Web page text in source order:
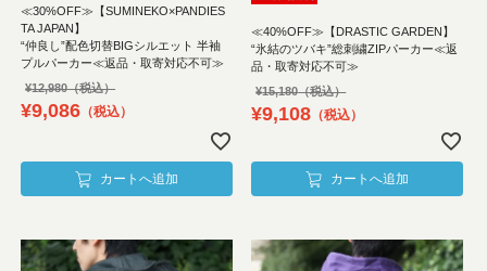
≪30%OFF≫【SUMINEKO×PANDIES
TA JAPAN】
“仲良し”配色切替BIGシルエット 半袖
プルパーカー≪返品・取寄対応不可≫
¥12,980
¥9,086 税込
カートへ追加
≪40%OFF≫【DRASTIC GARDEN】
“氷結のツバキ”総刺繍ZIPパーカー≪返
品・取寄対応不可≫
¥15,180
¥9,108 税込
カートへ追加